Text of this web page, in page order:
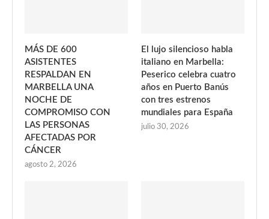
MÁS DE 600
ASISTENTES
RESPALDAN EN
MARBELLA UNA
NOCHE DE
COMPROMISO CON
LAS PERSONAS
AFECTADAS POR
CÁNCER
agosto 2, 2026
El lujo silencioso habla
italiano en Marbella:
Peserico celebra cuatro
años en Puerto Banús
con tres estrenos
mundiales para España
julio 30, 2026